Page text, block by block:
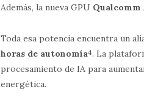
Además, la nueva GPU Qualcomm
Toda esa potencia encuentra un
horas de autonomía4. La
procesamiento de IA para
energética.